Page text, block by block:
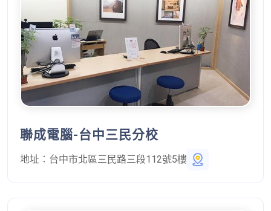
聯成電腦-台中三民分校
地址： 台中市北區三民路三段112號5樓